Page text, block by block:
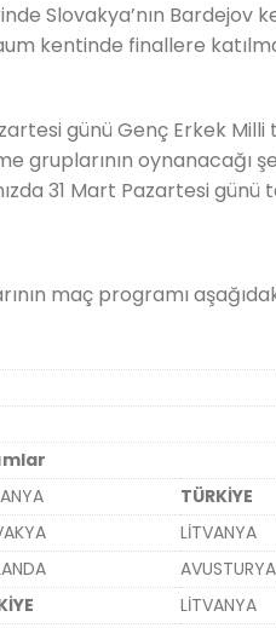
Slovakya’nın Bardejov
kentinde finallere
günü Genç Erkek Milli
gruplarının oynanacağı
31 Mart Pazartesi günü
maç programı
TÜRKİYE
LİTVANYA
AVUSTURYA
LİTVANYA